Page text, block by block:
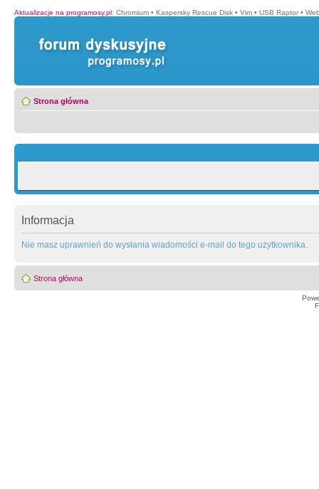
Aktualizacje na programosy.pl: Chromium • Kaspersky Rescue Disk • Vim • USB Raptor •
Strona główna
Informacja
Nie masz uprawnień do wysłania wiadomości e-mail do tego użytkownika.
Strona główna